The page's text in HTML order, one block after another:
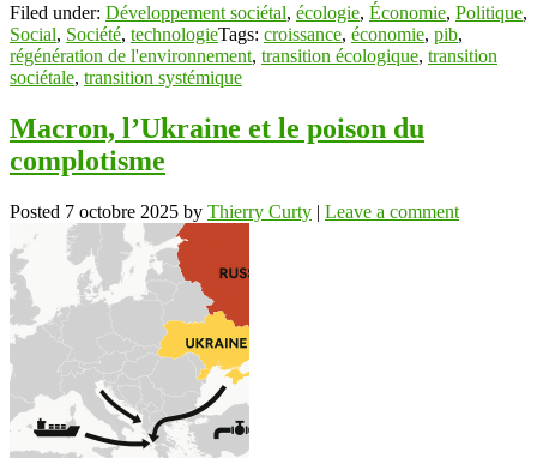
Filed under: Développement sociétal, écologie, Économie, Politique,
Social, Société, technologieTags: croissance, économie, pib,
régénération de l'environnement, transition écologique, transition
sociétale, transition systémique
Macron, l’Ukraine et le poison du
complotisme
Posted 7 octobre 2025 by Thierry Curty | Leave a comment